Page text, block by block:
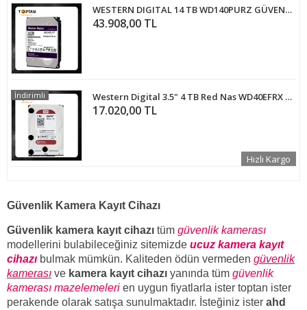
WESTERN DIGITAL 14 TB WD140PURZ GÜVENLİK DİSKİ
43.908,00 TL
Western Digital 3.5" 4 TB Red Nas WD40EFRX SATA 3.0 5400 RPM Hard Disk
17.020,00 TL
İndirimli
Hızlı Kargo
Güvenlik Kamera Kayıt Cihazı
Güvenlik kamera kayıt cihazı tüm güvenlik kamerası
modellerini bulabileceğiniz sitemizde ucuz kamera kayıt
cihazı bulmak mümkün. Kaliteden ödün vermeden güvenlik
kamerası ve kamera kayıt cihazı yanında tüm güvenlik
kamerası mazelemeleri en uygun fiyatlarla ister toptan ister
perakende olarak satışa sunulmaktadır. İsteğiniz ister ahd